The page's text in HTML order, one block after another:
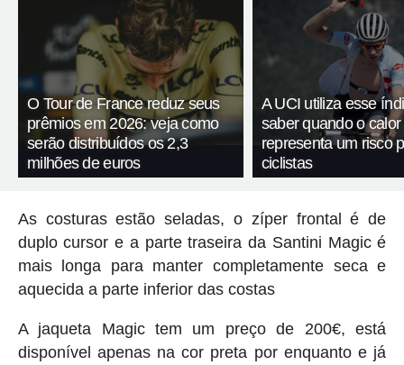
O Tour de France reduz seus
prêmios em 2026: veja como
serão distribuídos os 2,3
milhões de euros
A UCI utiliza esse
saber quando o calor
representa um risco
ciclistas
As costuras estão seladas, o zíper frontal é de
duplo cursor e a parte traseira da Santini Magic é
mais longa para manter completamente seca e
aquecida a parte inferior das costas
A jaqueta Magic tem um preço de 200€, está
disponível apenas na cor preta por enquanto e já